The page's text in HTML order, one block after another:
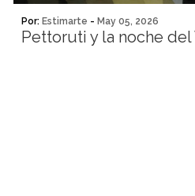
Por: Estimarte - May 05, 2026
Pettoruti y la noche